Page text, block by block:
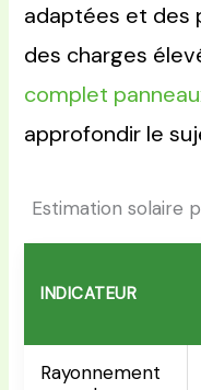
adaptées et des
des charges
complet
approfondir le
Estimation solaire
INDICATEUR
Rayonnement